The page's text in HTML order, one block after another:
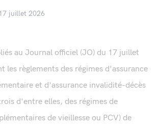
juillet 2026
au Journal officiel (JO) du 17 juillet
les règlements des régimes d'assurance
et d'assurance invalidité-décès
d'entre elles, des régimes de
de vieillesse ou PCV) de